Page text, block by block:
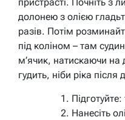
долонею з олією
разів. Потім
під коліном – там
м’ячик, натискаючи на
гудить, ніби ріка після
Нанесіть